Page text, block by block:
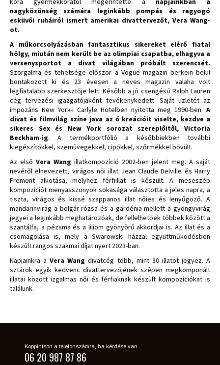
nagyközönség számára leginkább pompás és ragyogó
esküvői ruháiról ismert amerikai divattervezőt, Vera Wang-
ot.
A műkorcsolyázásban fantasztikus sikereket elérő fiatal
hölgy, miután nem került be az olimpiai csapatba, elhagyva a
versenysportot a divat világában próbált szerencsét.
Szorgalma és tehetsége először a Vogue magazin berkein belül
bontakozott ki és 23 évesen a neves magazin valaha volt
legfiatalabb szerkesztője lett. Később a jó csengésű Ralph Lauren
cég tervezési igazgatójaként tevékenykedett. Saját üzletét az
impozáns New York-i Carlyle Hotelben nyitotta meg 1990-ben. A
divat és filmvilág színe java az ő kreációit viselte, kezdve a
sikeres Sex és New York sorozat szereplőitől, Victoria
Beckham-ig. A termékportfólió a későbbiekben további
kiegészítőkkel, szemüvegekkel, cipőkkel, szőrmékkel bővült.
Az első Vera Wang illatkompozíció 2002-ben jelent meg. A saját
nevéről elnevezett, virágos női illat Jean Claude Delville és Harry
Fremont alkotása, melyhez férfiillat is készült. A meseszép
kompozíciót menyasszonyok sokasága választotta a jeles napra, a
tiszta, virágos és kissé szappanos illat nőies és lenyűgöző. A
mandarinvirág a bolgár rózsa és a gardénia mellett a gyöngyvirág
jegyei a leginkább meghatározóak, de fellelhetőek többek között a
szantálfa, a pézsma és a liliom gyönyörű akkordjai is. Az illat és a
csomagolása is, mely a Swarowski házzal együttműködésben
készült rangos szakmai díjat nyert 2023-ban.
Napjainkra aVera Wang divatcég több, mint 30 illatot jegyez. A
sztárok egyik kedvenc divattervezőjének szépen megkomponált
illatai között izgalmas női és férfiaknak készült kompozíciókat is
találunk.
Koppintson a telefonszámra, ha kérdése van
06 20 987 87 86